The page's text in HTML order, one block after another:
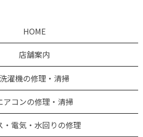
HOME
店舗案内
洗濯機の修理・清掃
アコンの修理・清掃
・電気・水回りの修理